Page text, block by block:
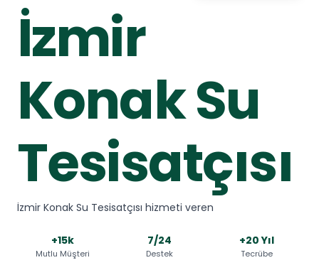
İzmir
Konak Su
Tesisatçısı
İzmir Konak Su Tesisatçısı hizmeti veren
+15k
Mutlu Müşteri
7/24
Destek
+20 Yıl
Tecrübe